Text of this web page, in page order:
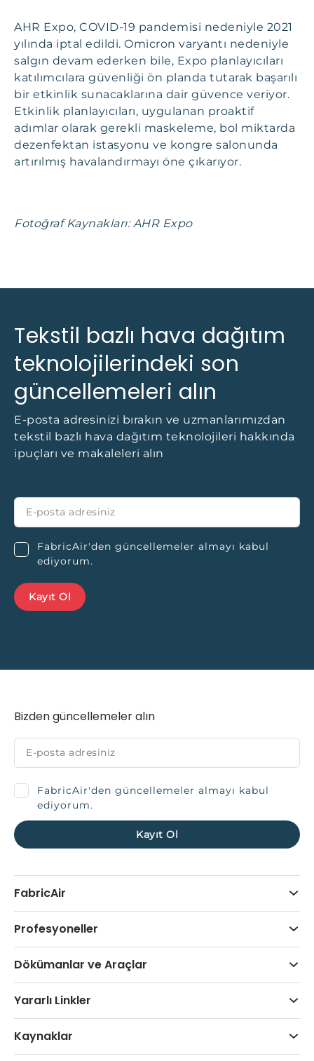
AHR Expo, COVID-19 pandemisi nedeniyle 2021
yılında iptal edildi. Omicron varyantı nedeniyle
salgın devam ederken bile, Expo planlayıcıları
katılımcılara güvenliği ön planda tutarak başarılı
bir etkinlik sunacaklarına dair güvence veriyor.
Etkinlik planlayıcıları, uygulanan proaktif
adımlar olarak gerekli maskeleme, bol miktarda
dezenfektan istasyonu ve kongre salonunda
artırılmış havalandırmayı öne çıkarıyor.
Fotoğraf Kaynakları: AHR Expo
Tekstil bazlı hava dağıtım
teknolojilerindeki son
güncellemeleri alın
E-posta adresinizi bırakın ve uzmanlarımızdan
tekstil bazlı hava dağıtım teknolojileri hakkında
ipuçları ve makaleleri alın
FabricAir'den güncellemeler almayı kabul
ediyorum.
FabricAir
Profesyoneller
Dökümanlar ve Araçlar
Yararlı Linkler
Kaynaklar
Bizden güncellemeler alın
FabricAir'den güncellemeler almayı kabul
ediyorum.